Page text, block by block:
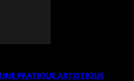
PRATIQUE ARTISTIQUE